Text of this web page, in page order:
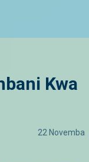
Kwa
22 Novemba